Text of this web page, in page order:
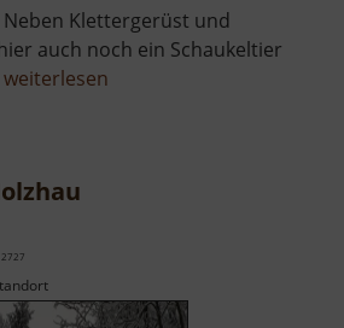
Klettergerüst und
auch noch ein Schaukeltier
weiterlesen